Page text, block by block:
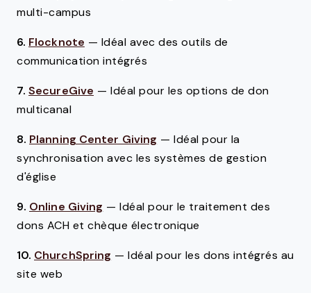
multi-campus
6. Flocknote — Idéal avec des outils de
communication intégrés
7. SecureGive — Idéal pour les options de don
multicanal
8. Planning Center Giving —Idéal pour la
synchronisation avec les systèmes de gestion
d'église
9. Online Giving —Idéal pour le traitement des
dons ACH et chèque électronique
10. ChurchSpring —Idéal pour les dons intégrés au
site web